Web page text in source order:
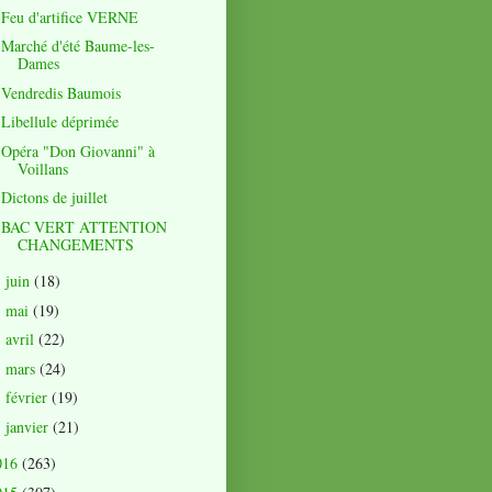
Feu d'artifice VERNE
Marché d'été Baume-les-
Dames
Vendredis Baumois
Libellule déprimée
Opéra "Don Giovanni" à
Voillans
Dictons de juillet
BAC VERT ATTENTION
CHANGEMENTS
juin (18)
mai (19)
avril (22)
mars (24)
février (19)
janvier (21)
(263)